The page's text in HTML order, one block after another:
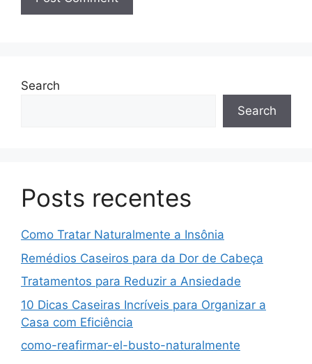
Search
Search
Posts recentes
Como Tratar Naturalmente a Insônia
Remédios Caseiros para da Dor de Cabeça
Tratamentos para Reduzir a Ansiedade
10 Dicas Caseiras Incríveis para Organizar a
Casa com Eficiência
como-reafirmar-el-busto-naturalmente